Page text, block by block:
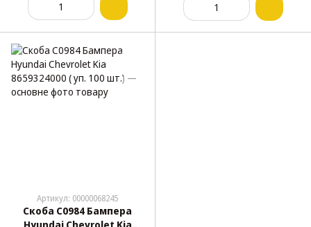
Артикул: 00000068245
Скоба C0984 Бампера